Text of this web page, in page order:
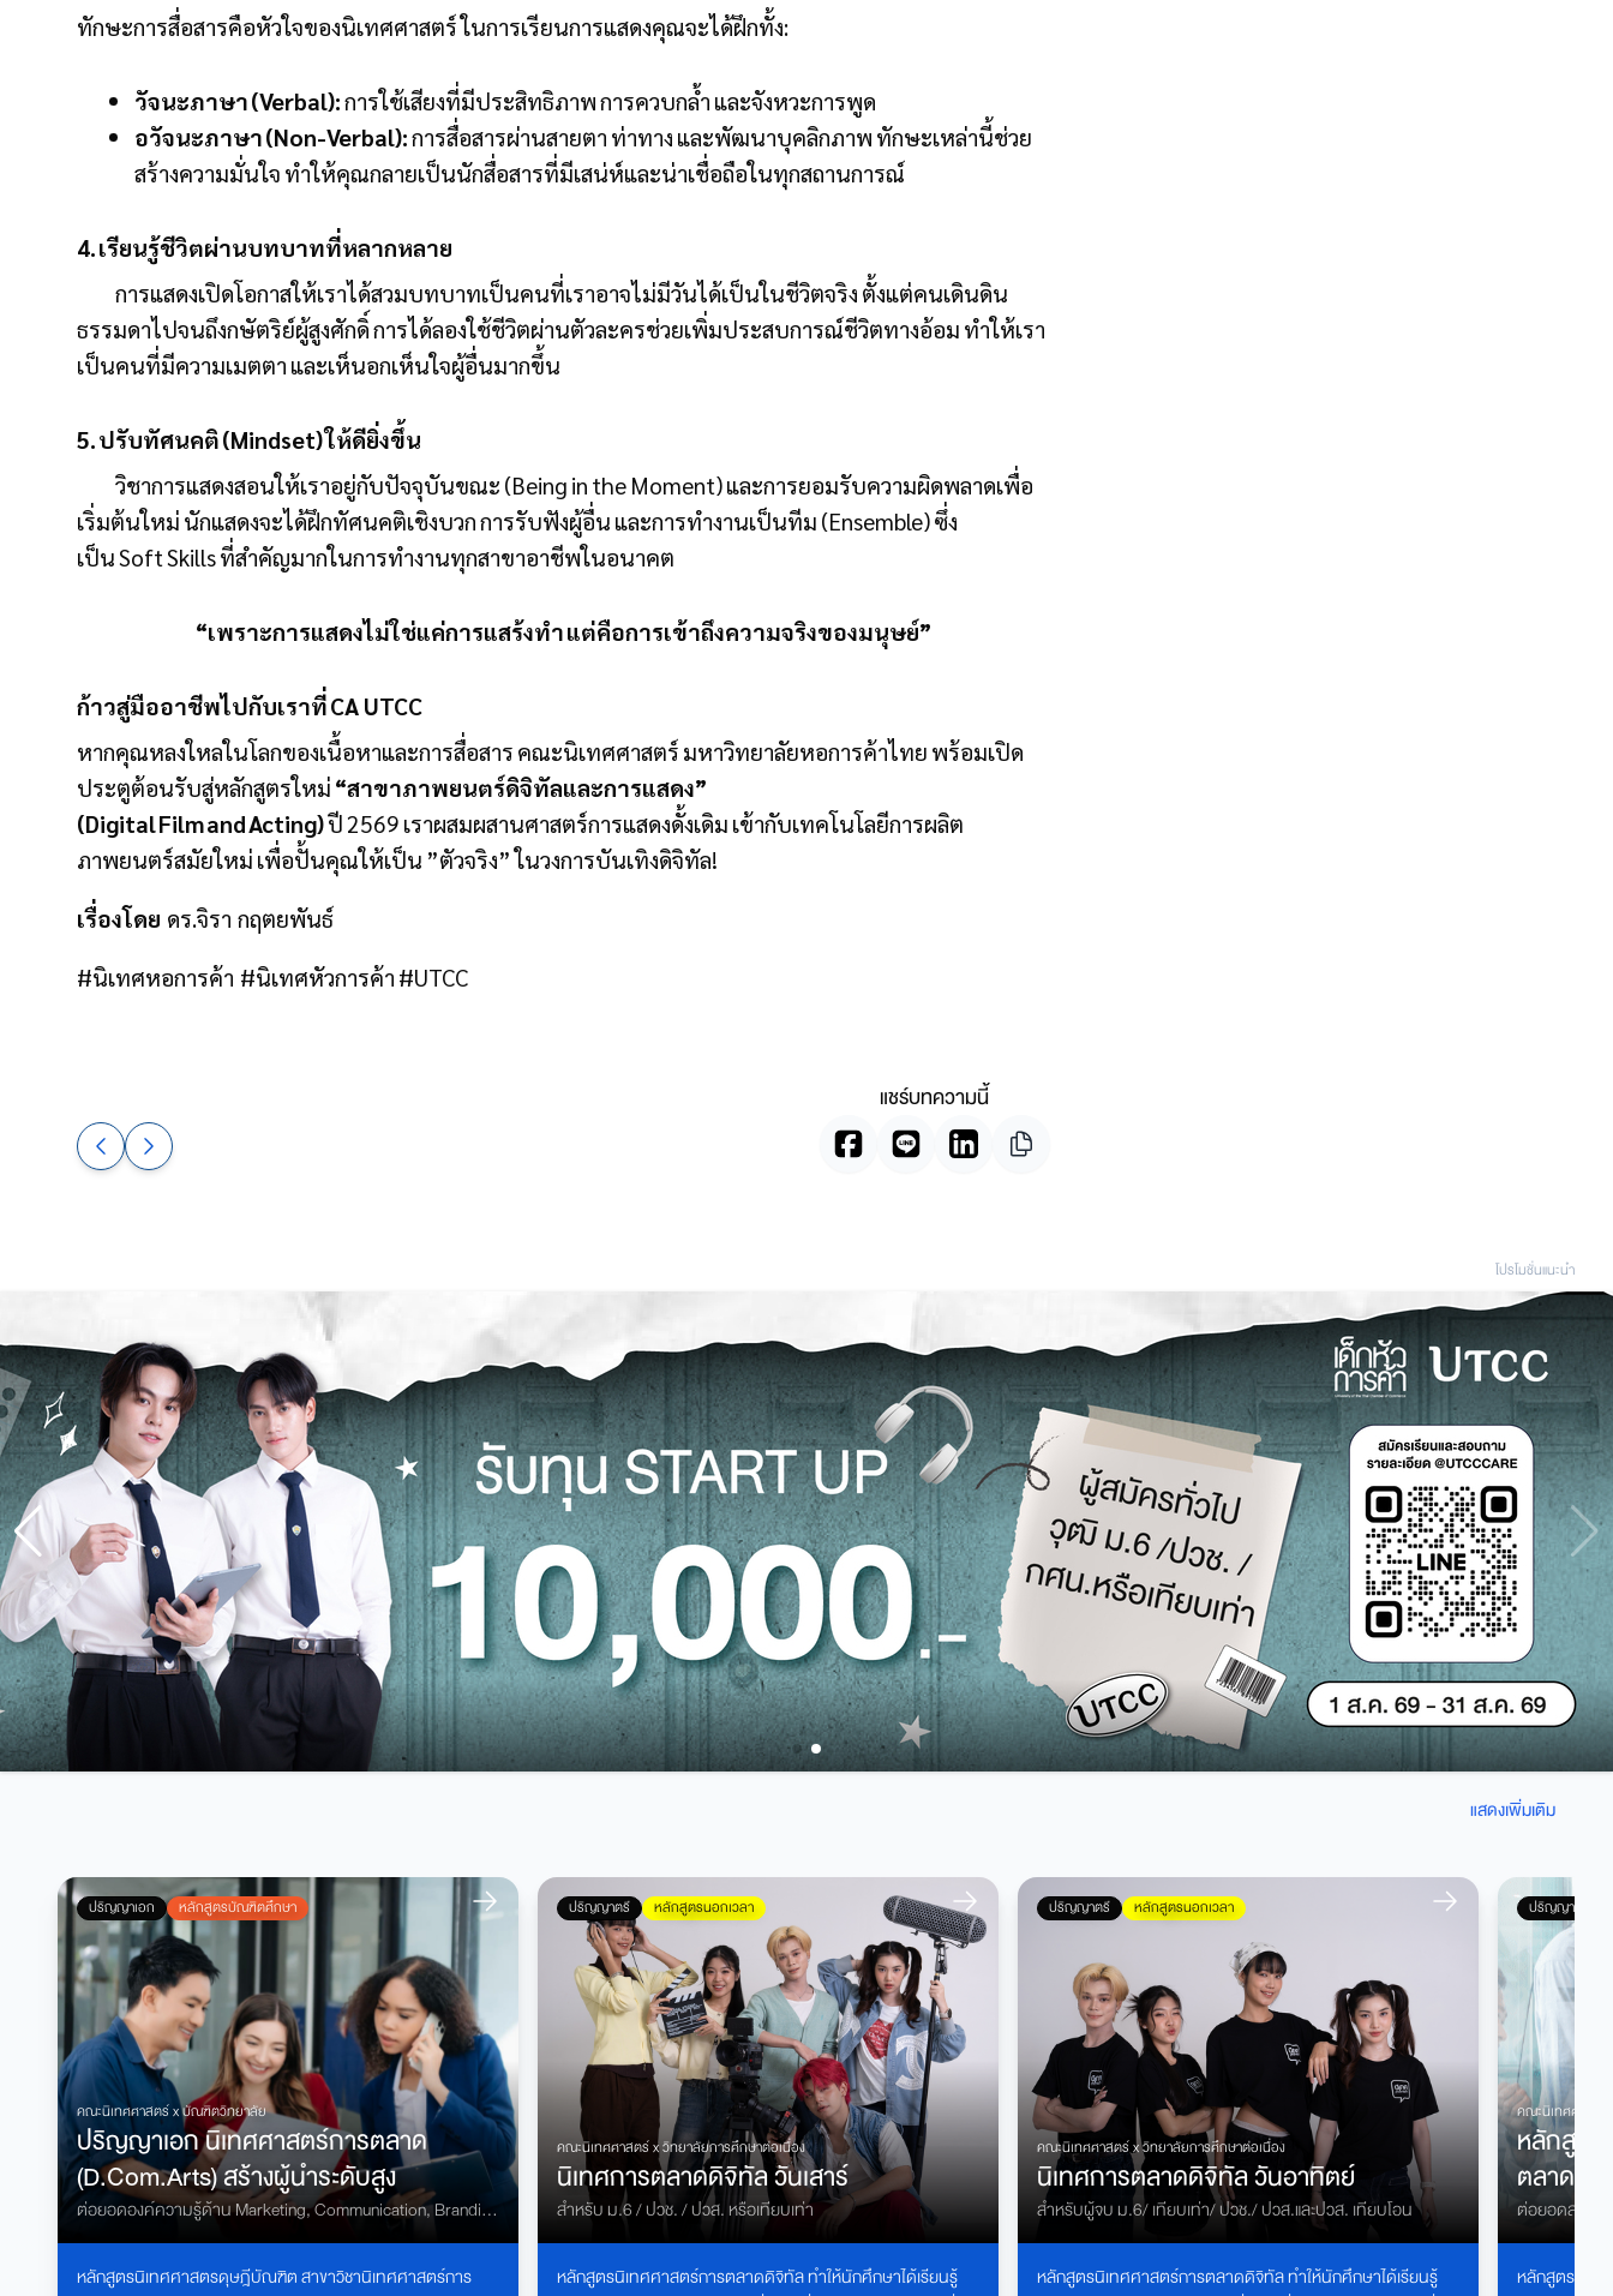
ทักษะการสื่อสารคือหัวใจของนิเทศศาสตร์ ในการเรียนการแสดงคุณจะได้ฝึกทั้ง:
วัจนะภาษา (Verbal):การใช้เสียงที่มีประสิทธิภาพ การควบกล้ำ และจังหวะการพูด
อวัจนะภาษา (Non-Verbal):การสื่อสารผ่านสายตา ท่าทาง และพัฒนาบุคลิกภาพ ทักษะเหล่านี้ช่วย
สร้างความมั่นใจ ทำให้คุณกลายเป็นนักสื่อสารที่มีเสน่ห์และน่าเชื่อถือในทุกสถานการณ์
4. เรียนรู้ชีวิตผ่านบทบาทที่หลากหลาย
การแสดงเปิดโอกาสให้เราได้สวมบทบาทเป็นคนที่เราอาจไม่มีวันได้เป็นในชีวิตจริง ตั้งแต่คนเดินดิน
ธรรมดาไปจนถึงกษัตริย์ผู้สูงศักดิ์ การได้ลองใช้ชีวิตผ่านตัวละครช่วยเพิ่มประสบการณ์ชีวิตทางอ้อม ทำให้เรา
เป็นคนที่มีความเมตตา และเห็นอกเห็นใจผู้อื่นมากขึ้น
5. ปรับทัศนคติ (Mindset) ให้ดียิ่งขึ้น
วิชาการแสดงสอนให้เราอยู่กับปัจจุบันขณะ (Being in the Moment) และการยอมรับความผิดพลาดเพื่อ
เริ่มต้นใหม่ นักแสดงจะได้ฝึกทัศนคติเชิงบวก การรับฟังผู้อื่น และการทำงานเป็นทีม (Ensemble) ซึ่ง
เป็น Soft Skills ที่สำคัญมากในการทำงานทุกสาขาอาชีพในอนาคต
“เพราะการแสดงไม่ใช่แค่การแสร้งทำ แต่คือการเข้าถึงความจริงของมนุษย์”
ก้าวสู่มืออาชีพไปกับเราที่ CA UTCC
หากคุณหลงใหลในโลกของเนื้อหาและการสื่อสาร คณะนิเทศศาสตร์ มหาวิทยาลัยหอการค้าไทย พร้อมเปิด
ประตูต้อนรับสู่หลักสูตรใหม่ “สาขาภาพยนตร์ดิจิทัลและการแสดง”
(Digital Film and Acting)ปี 2569 เราผสมผสานศาสตร์การแสดงดั้งเดิม เข้ากับเทคโนโลยีการผลิต
ภาพยนตร์สมัยใหม่ เพื่อปั้นคุณให้เป็น ”ตัวจริง” ในวงการบันเทิงดิจิทัล!
เรื่องโดย ดร.จิรา กฤตยพันธ์
#นิเทศหอการค้า #นิเทศหัวการค้า #UTCC
แชร์บทความนี้
โปรโมชั่นแนะนํา
แสดงเพิ่มเติม
ปริญญาเอก หลักสูตรบัณฑิตศึกษา
คณะนิเทศศาสตร์ xบัณฑิตวิทยาลัย
ปริญญาเอก นิเทศศาสตร์การตลาด
(D.Com.Arts) สร้างผู้นำระดับสูง
ต่อยอดองค์ความรู้ด้าน Marketing, Communication, Branding
และ AI ผ่านงานวิจัยระดับสูง เพื่อขับเคลื่อนองค์กรและสังคม
หลักสูตรนิเทศศาสตรดุษฎีบัณฑิต สาขาวิชานิเทศศาสตร์การ
ปริญญาตรี หลักสูตรนอกเวลา
คณะนิเทศศาสตร์ xวิทยาลัยการศึกษาต่อเนื่อง
นิเทศการตลาดดิจิทัล วันเสาร์
สำหรับ ม.6 / ปวช. / ปวส. หรือเทียบเท่า
หลักสูตรนิเทศศาสตร์การตลาดดิจิทัลทำให้นักศึกษาได้เรียนรู้
ปริญญาตรี หลักสูตรนอกเวลา
คณะนิเทศศาสตร์ xวิทยาลัยการศึกษาต่อเนื่อง
นิเทศการตลาดดิจิทัล วันอาทิตย์
สำหรับผู้จบ ม.6/ เทียบเท่า/ ปวช./ ปวส.และปวส. เทียบโอน
หลักสูตรนิเทศศาสตร์การตลาดดิจิทัลทำให้นักศึกษาได้เรียนรู้
ปริญญาโท
คณะนิเทศศาสต
หลักสูตร
ตลาด
ต่อยอดสายงา
Marketing
หลักสูตรนี้เปิ